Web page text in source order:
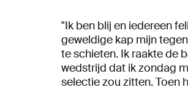
"Ik ben blij en iedereen
geweldige kap mijn
te schieten. Ik raakte de
wedstrijd dat ik zondag
selectie zou zitten. Toen